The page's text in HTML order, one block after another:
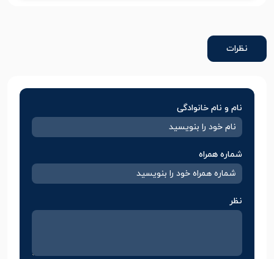
نظرات
نام و نام خانوادگی
شماره همراه
نظر